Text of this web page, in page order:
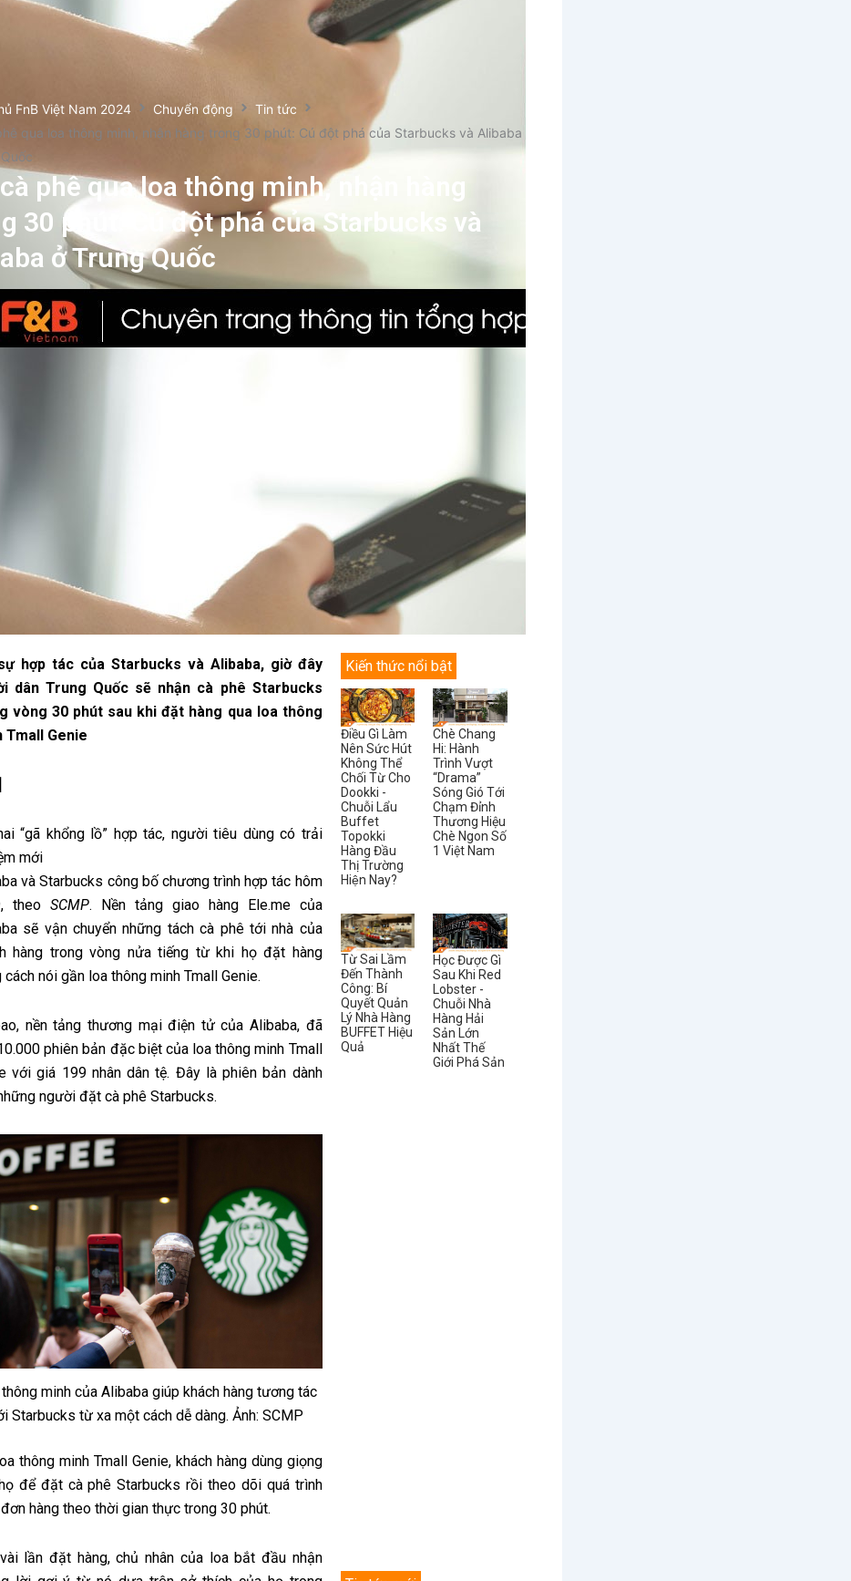
FnB Việt Nam 2024 Chuyển động
Tin tức
qua loa thông minh, nhận hàng trong 30 phút: Cú đột phá của Starbucks và Alibaba
phê qua loa thông minh, nhận hàng
30 phút: Cú đột phá của Starbucks và
ở Trung Quốc
hợp tác của Starbucks và Alibaba, giờ đây
dân Trung Quốc sẽ nhận cà phê Starbucks
vòng 30 phút sau khi đặt hàng qua loa thông
Tmall Genie
“gã khổng lồ” hợp tác, người tiêu dùng có trải
mới
và Starbucks công bố chương trình hợp tác hôm
theo SCMP. Nền tảng giao hàng Ele.me của
sẽ vận chuyển những tách cà phê tới nhà của
hàng trong vòng nửa tiếng từ khi họ đặt hàng
cách nói gần loa thông minh Tmall Genie.
nền tảng thương mại điện tử của Alibaba, đã
phiên bản đặc biệt của loa thông minh Tmall
với giá 199 nhân dân tệ. Đây là phiên bản dành
người đặt cà phê Starbucks.
thông minh của Alibaba giúp khách hàng tương tác
Starbucks từ xa một cách dễ dàng. Ảnh: SCMP
thông minh Tmall Genie, khách hàng dùng giọng
để đặt cà phê Starbucks rồi theo dõi quá trình
hàng theo thời gian thực trong 30 phút.
lần đặt hàng, chủ nhân của loa bắt đầu nhận
Kiến thức nổi bật
Điều Gì Làm
Nên Sức Hút
Không Thể
Chối Từ Cho
Dookki -
Chuỗi Lẩu
Buffet
Topokki
Hàng Đầu
Thị Trường
Hiện Nay?
Chè Chang
Hi: Hành
Trình Vượt
“Drama”
Sóng Gió Tới
Chạm Đỉnh
Thương Hiệu
Chè Ngon Số
1 Việt Nam
Từ Sai Lầm
Đến Thành
Công: Bí
Quyết Quản
Lý Nhà Hàng
BUFFET Hiệu
Quả
Học Được Gì
Sau Khi Red
Lobster -
Chuỗi Nhà
Hàng Hải
Sản Lớn
Nhất Thế
Giới Phá Sản